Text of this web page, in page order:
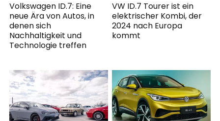
Volkswagen ID.7: Eine
neue Ära von Autos, in
denen sich
Nachhaltigkeit und
Technologie treffen
VW ID.7 Tourer ist ein
elektrischer Kombi, der
2024 nach Europa
kommt